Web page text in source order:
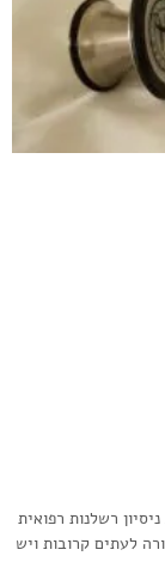
בנימיני רשלנות רפואית מעל 20 שנות ניסיון רשלנות רפואית
לעתים קרובות ויש